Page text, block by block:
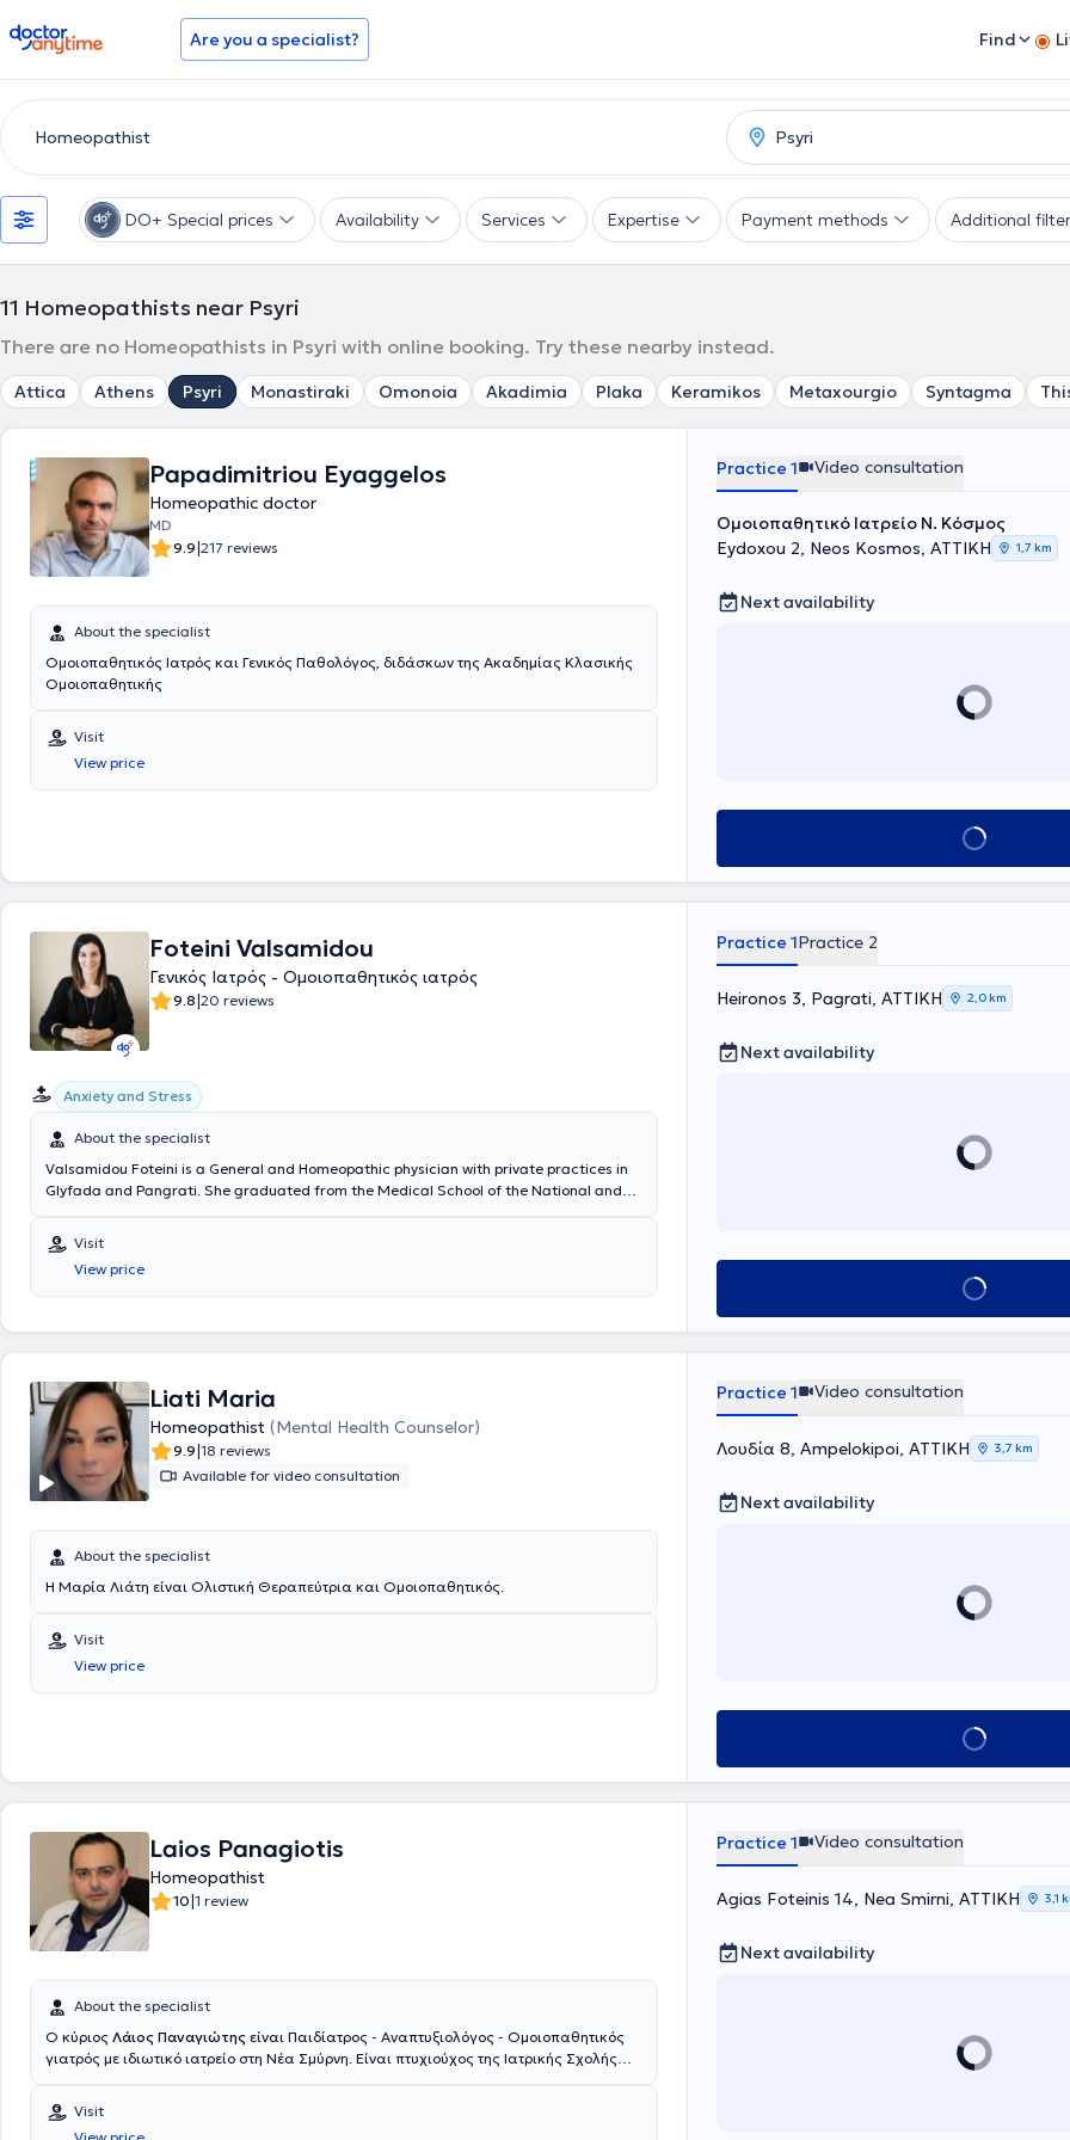
doctoranytime Are you a specialist? Find
DO+ Special prices Availability Services Expertise Payment methods Additional
11 Homeopathists near Psyri
There are no Homeopathists in Psyri with online booking. Try these nearby instead.
Attica Athens Psyri Monastiraki Omonoia Akadimia Plaka Keramikos Metaxourgio Syntagma
Papadimitriou Eyaggelos
Homeopathic doctor
MD
9.9|217 reviews
About the specialist
Ομοιοπαθητικός Ιατρός και Γενικός Παθολόγος, διδάσκων της Ακαδημίας Κλασικής
Ομοιοπαθητικής
Visit
View price
Practice 1 Video consultation
Ομοιοπαθητικό Ιατρείο Ν. Κόσμος
Eydoxou 2, Neos Kosmos, ΑΤΤΙΚΗ
1,7 km
Next availability
Book appointment
Foteini Valsamidou
Γενικός Ιατρός - Ομοιοπαθητικός ιατρός
9.8|20 reviews
Anxiety and Stress
About the specialist
Valsamidou Foteini is a General and Homeopathic physician with private practices in
Glyfada and Pangrati. She graduated from the Medical School of the National and
Academy of Homeopathy. She specialized in general medicine at the General Hospital
of Athens "Korgialenio - Benakeio" and at the Markopoulo Health Center. The doctor
provides individualized treatment for each case using classical homeopathy. In her
private practice, she treats conditions such as allergic diseases, constipation,
Visit
View price
Practice 1Practice 2
Heironos 3, Pagrati, ΑΤΤΙΚΗ 2,0 km
Next availability
Book appointment
Liati Maria
Homeopathist (Mental Health Counselor)
9.9|18 reviews
Available for video consultation
About the specialist
Η Μαρία Λιάτη είναι Ολιστική Θεραπεύτρια και Ομοιοπαθητικός.
Visit
View price
Practice 1 Video consultation
Λουδία 8, Ampelokipoi, ΑΤΤΙΚΗ 3,7 km
Next availability
Book appointment
Laios Panagiotis
Homeopathist
10|1 review
About the specialist
Ο κύριος Λάιος Παναγιώτης είναι Παιδίατρος - Αναπτυξιολόγος - Ομοιοπαθητικός
γιατρός με ιδιωτικό ιατρείο στη Νέα Σμύρνη. Είναι πτυχιούχος της Ιατρικής Σχολής
Πανεπιστημίου LMU Μονάχου. Κατά την διάρκεια των σπουδών διεξήγε με υποτροφίες
πρακτική άσκηση σε μεγάλα νοσοκομεία όπως Karonlinska στην Στοκχόλμη , Meyer
Visit
Practice 1 Video consultation
Agias Foteinis 14, Nea Smirni, ΑΤΤΙΚΗ 3,1
Next availability